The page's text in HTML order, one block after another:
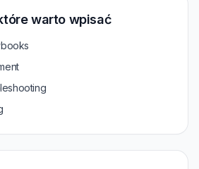
warto wpisać